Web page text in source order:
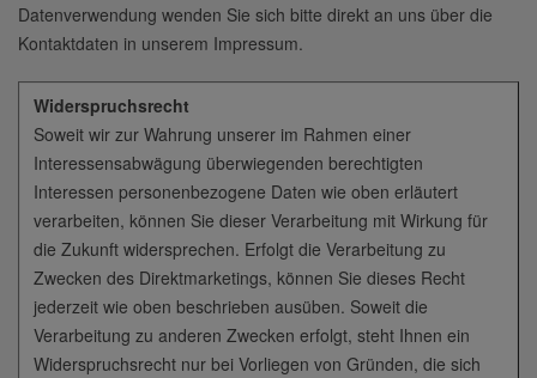
Datenverwendung wenden Sie sich bitte direkt an uns über die
Kontaktdaten in unserem Impressum.
Widerspruchsrecht
Soweit wir zur Wahrung unserer im Rahmen einer
Interessensabwägung überwiegenden berechtigten
Interessen personenbezogene Daten wie oben erläutert
verarbeiten, können Sie dieser Verarbeitung mit Wirkung für
die Zukunft widersprechen. Erfolgt die Verarbeitung zu
Zwecken des Direktmarketings, können Sie dieses Recht
jederzeit wie oben beschrieben ausüben. Soweit die
Verarbeitung zu anderen Zwecken erfolgt, steht Ihnen ein
Widerspruchsrecht nur bei Vorliegen von Gründen, die sich